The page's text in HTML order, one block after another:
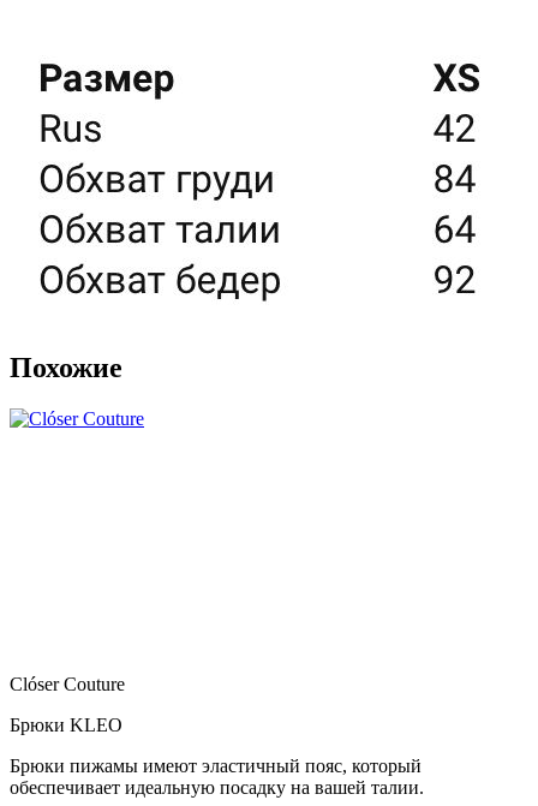
Похожие
Clóser Couture
Брюки KLEO
Брюки пижамы имеют эластичный пояс, который
обеспечивает идеальную посадку на вашей талии.